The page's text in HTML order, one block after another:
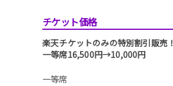
チケット価格
楽天チケットのみの特別割引販売！
一等席16,500円→10,000円
一等席